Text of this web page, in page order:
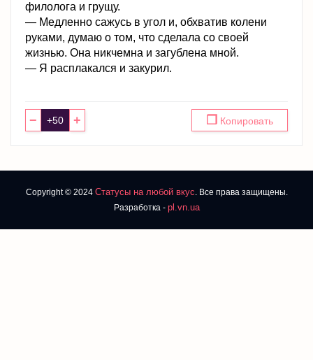
филолога и грущу.
— Медленно сажусь в угол и, обхватив колени
руками, думаю о том, что сделала со своей
жизнью. Она никчемна и загублена мной.
— Я расплакался и закурил.
− + ❐ Копировать
Copyright © 2024 Статусы на любой вкус. Все права защищены.
Разработка - pl.vn.ua